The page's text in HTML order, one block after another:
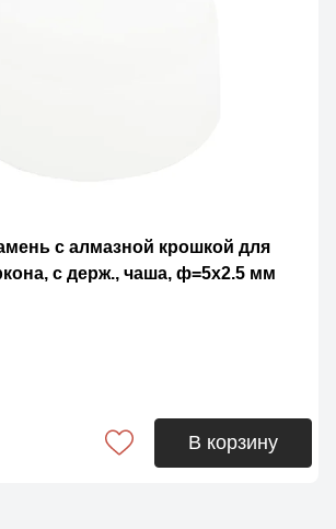
с алмазной крошкой для
с держ., чаша, ф=5х2.5 мм
В корзину